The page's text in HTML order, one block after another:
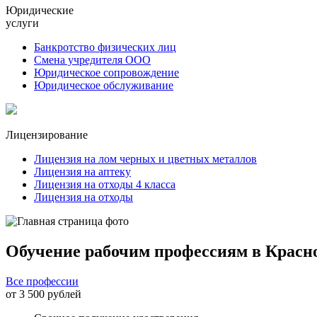
Юридические
услуги
Банкротство физических лиц
Смена учредителя ООО
Юридическое сопровождение
Юридическое обслуживание
Лицензирование
Лицензия на лом черных и цветных металлов
Лицензия на аптеку
Лицензия на отходы 4 класса
Лицензия на отходы
Обучение рабочим профессиям в
Все профессии
от 3 500 рублей